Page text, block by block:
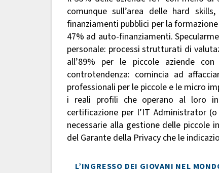
comunque sull’area delle hard
finanziamenti pubblici per la
47% ad auto-finanziamenti.
personale: processi strutturati di
all’89% per le piccole aziende
controtendenza: comincia ad
professionali per le piccole e le micro
i reali profili che operano al loro
certificazione per l’IT Administrator
necessarie alla gestione delle piccole
del Garante della Privacy che le
L’INGRESSO DEI GIOVANI NEL